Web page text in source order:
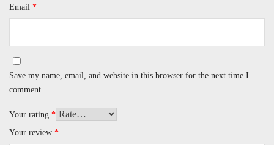
Email *
Save my name, email, and website in this browser for the next time I
comment.
Your rating *
Your review *